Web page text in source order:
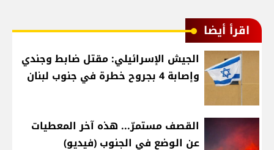
اقرأ أيضا
الجيش الإسرائيلي: مقتل ضابط وجندي
وإصابة 4 بجروح خطرة في جنوب لبنان
القصف مستمرّ... هذه آخر المعطيات
عن الوضع في الجنوب (فيديو)